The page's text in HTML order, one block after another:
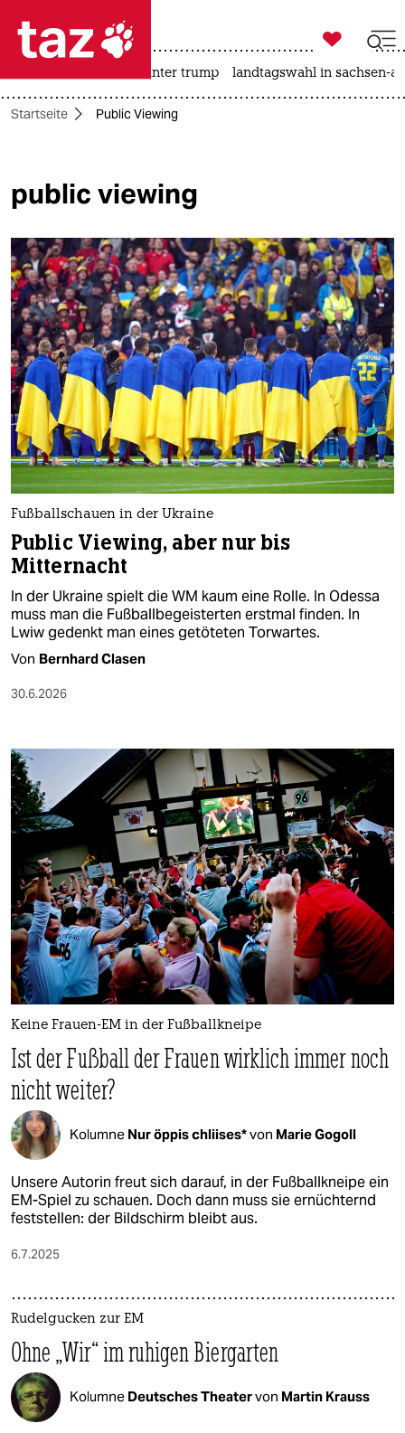
 taz zahl ich
taz zahl ich
politik
öko
gesellschaft
kultur
sport
berlin
nord
wahrheit
verlag
verlag
veranstaltungen
shop
fragen & hilfe
unterstützen
genossenschaft
epaper login

taz zahl ich
usa unter trump landtagswahl in sachsen-
Startseite Public Viewing
public viewing
Fußballschauen in der Ukraine
Public Viewing, aber nur bis
Mitternacht
In der Ukraine spielt die WM kaum eine Rolle. In Odessa
muss man die Fußballbegeisterten erstmal finden. In
Lwiw gedenkt man eines getöteten Torwartes.
Von Bernhard Clasen
30.6.2026
Keine Frauen-EM in der Fußballkneipe
Ist der Fußball der Frauen wirklich immer noch
nicht weiter?
Kolumne Nur öppis chliises*von Marie Gogoll
Unsere Autorin freut sich darauf, in der Fußballkneipe ein
EM-Spiel zu schauen. Doch dann muss sie ernüchternd
feststellen: der Bildschirm bleibt aus.
6.7.2025
Rudelgucken zur EM
Ohne „Wir“ im ruhigen Biergarten
Kolumne Deutsches Theatervon Martin Krauss